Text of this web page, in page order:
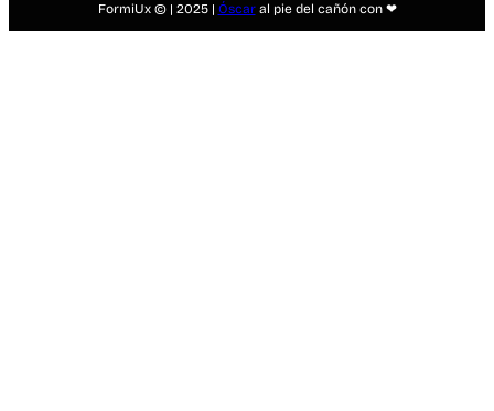
FormiUx © | 2025 | Óscaral pie del cañón con ❤